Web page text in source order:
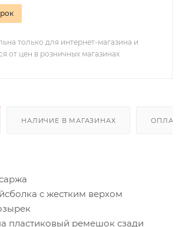
только для интернет-магазина и
от цен в розничных магазинах
НАЛИЧИЕ В МАГАЗИНАХ
с жестким верхом
пластиковый ремешок сзади